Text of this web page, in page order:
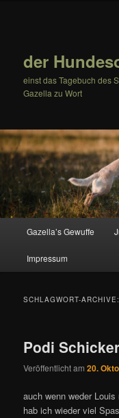
der
einst das Tagebuch des
Gazella zu Wort
Gazella’s Gewuffe
Impressum
SCHLAGWORT-
Podi
Veröffentlicht am20.
auch wenn weder
hab ich wieder viel